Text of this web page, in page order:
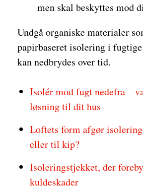
men skal beskyttes mod
Undgå organiske materialer
papirbaseret isolering i
kan nedbrydes over tid.
Isolér mod fugt nedefra –
løsning til dit hus
Loftets form afgør
eller til kip?
Isoleringstjekket, der
kuldeskader